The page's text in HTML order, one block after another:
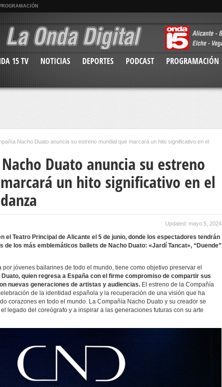
PROGRAMACIÓN
15 TV NOTICIAS DEPORTES PODCAST PROGRAMACIÓN
Nacho Duato anuncia su estreno mundial que marcará un hito significativo en el
Duato anuncia su estreno
un hito significativo en el
Updated: mayo 5, 2024
el Teatro Principal de Alicante el 5 de junio, donde los espectadores tendrán
de los más emblemáticos ballets de Nacho Duato: «Jardí Tancat», “Duende”
por jóvenes bailarines de todo el mundo, tiene como objetivo preservar el
Duato, quien regresa a España con el firme compromiso de compartir sus
nuevas generaciones de artistas y audiencias. El estreno de la Compañía
de la identidad española y la recuperación de una visión que ha
corazones en todo el mundo. La Compañía Nacho Duato y su creador se
legado del coreógrafo y a inspirar a las generaciones futuras con su arte